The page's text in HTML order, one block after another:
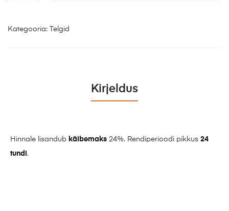
Kategooria: Telgid
Kirjeldus
Hinnale lisandub käibemaks 24%. Rendiperioodi pikkus 24
tundi .